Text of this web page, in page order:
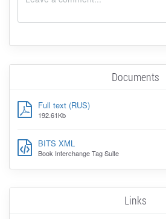
Documents
Full text (RUS)
192.61Kb
BITS XML
Book Interchange Tag Suite
Links